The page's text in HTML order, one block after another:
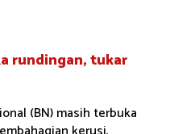
rundingan, tukar
(BN) masih terbuka